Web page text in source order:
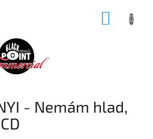
- Nemám hlad,